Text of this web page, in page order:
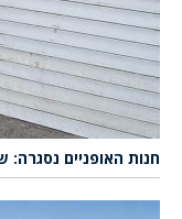
חנות האופניים